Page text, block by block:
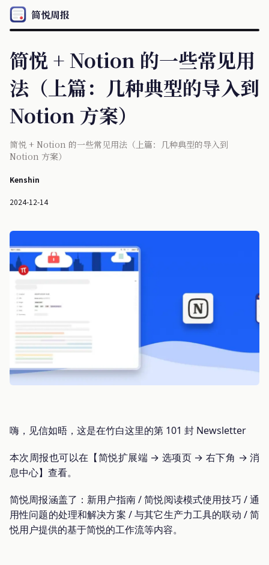
简悦周报
简悦 + Notion 的一些常见用
法（上篇：几种典型的导入到
Notion 方案）
简悦 + Notion 的一些常见用法（上篇：几种典型的导入到
Notion 方案）
Kenshin
2024-12-14
嗨，见信如晤，这是在竹白这里的第 101 封 Newsletter
本次周报也可以在【简悦扩展端 → 选项页 → 右下角 → 消
息中心】查看。
简悦周报涵盖了：新用户指南 / 简悦阅读模式使用技巧 / 通
用性问题的处理和解决方案 / 与其它生产力工具的联动 / 简
悦用户提供的基于简悦的工作流等内容。